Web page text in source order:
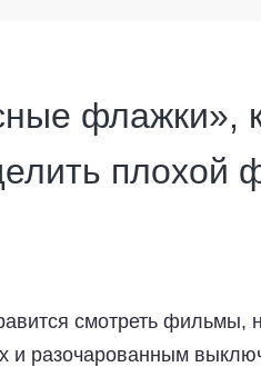
флажки»,
плохой
смотреть фильмы,
и разочарованным